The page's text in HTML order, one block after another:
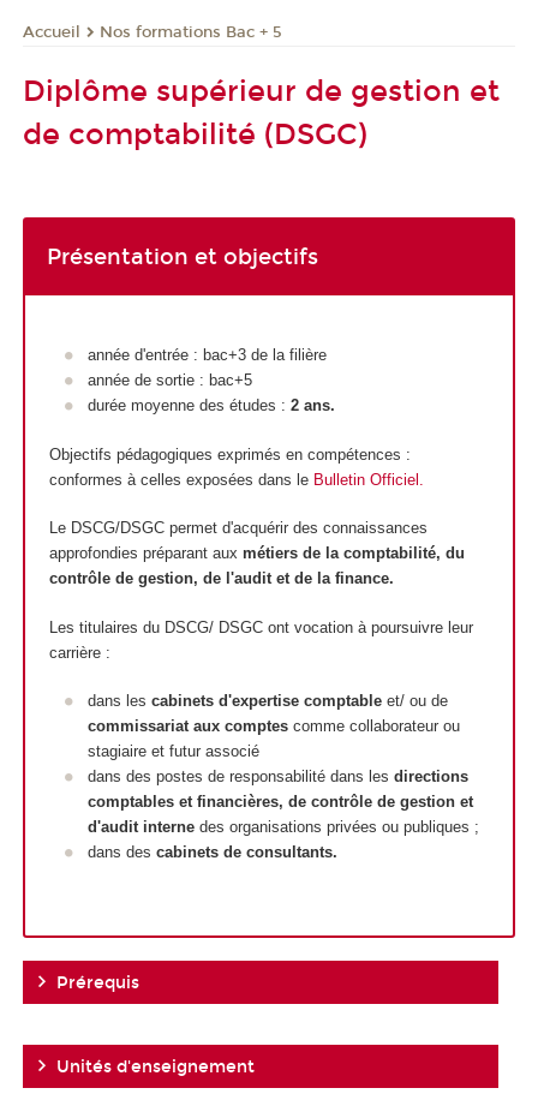
Accueil Nos formations Bac + 5
Diplôme supérieur de gestion et
de comptabilité (DSGC)
Présentation et objectifs
année d'entrée : bac+3 de la filière
année de sortie : bac+5
durée moyenne des études : 2 ans.
Objectifs pédagogiques exprimés en compétences :
conformes à celles exposées dans le Bulletin Officiel
Le DSCG/DSGC permet d'acquérir des connaissances
approfondies préparant aux métiers de la comptabilité, du
contrôle de gestion, de l'audit et de la finance.
Les titulaires du DSCG/ DSGC ont vocation à poursuivre leur
carrière :
dans les cabinets d'expertise comptable et/ ou de
commissariat aux comptes comme collaborateur ou
stagiaire et futur associé
dans des postes de responsabilité dans les directions
comptables et financières, de contrôle de gestion et
d'audit interne des organisations privées ou publiques ;
dans des cabinets de consultants.
Prérequis
Unités d'enseignement